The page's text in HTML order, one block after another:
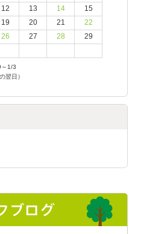
12 13 14
15
19 20 21
22
26 27 28
29
～1/3
翌日）